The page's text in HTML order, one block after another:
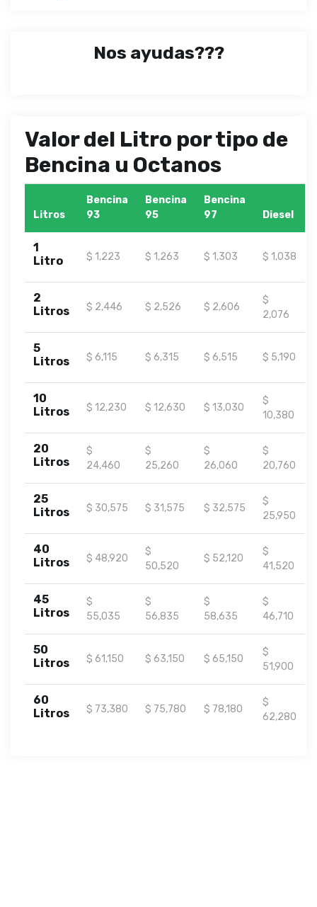
Nos ayudas???
Valor del Litro por tipo de
Bencina u Octanos
Litros
Bencina
93
Bencina
95
Bencina
97
Diesel
1
Litro
$ 1,223 $ 1,263 $ 1,303 $ 1,038
2
Litros
$ 2,446 $ 2,526 $ 2,606
$
2,076
5
Litros
$ 6,115 $ 6,315 $ 6,515 $ 5,190
10
Litros
$ 12,230 $ 12,630 $ 13,030
$
10,380
20
Litros
$
24,460
$
25,260
$
26,060
$
20,760
25
Litros
$ 30,575 $ 31,575 $ 32,575
$
25,950
40
Litros
$ 48,920
$
50,520
$ 52,120
$
41,520
45
Litros
$
55,035
$
56,835
$
58,635
$
46,710
50
Litros
$ 61,150 $ 63,150 $ 65,150
$
51,900
60
Litros
$ 73,380 $ 75,780 $ 78,180
$
62,280